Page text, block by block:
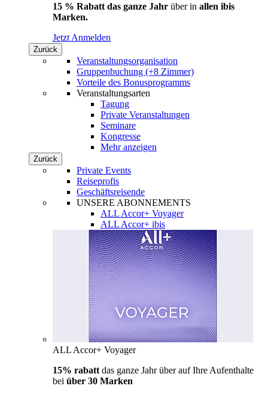
15 % Rabatt das ganze Jahr über in allen ibis
Marken.
Jetzt Anmelden
Zurück
Veranstaltungsorganisation
Gruppenbuchung (+8 Zimmer)
Vorteile des Bonusprogramms
Veranstaltungsarten
Tagung
Private Veranstaltungen
Seminare
Kongresse
Mehr anzeigen
Zurück
Private Events
Reiseprofis
Geschäftsreisende
UNSERE ABONNEMENTS
ALL Accor+ Voyager
ALL Accor+ ibis
ALL Accor+ Voyager
15% rabatt das ganze Jahr über auf Ihre Aufenthalte
bei über 30 Marken